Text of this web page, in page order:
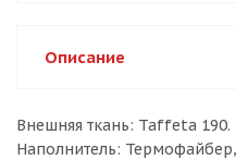
Описание
Внешняя ткань: Taffeta 190.
Наполнитель: